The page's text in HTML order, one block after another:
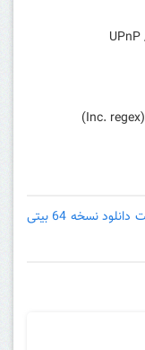
دانلود نسخه 64 بیتی